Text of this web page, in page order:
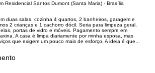
Residencial Santos Dumont (Santa Maria) - Brasília
duas salas, cozinha 4 quartos, 2 banheiros, garagem e
2 crianças e 1 cachorro dócil. Seria para limpeza geral,
portas de vidro e móveis. Pagamento sempre em
A casa é limpa diariamente por minha esposa, mas
que exigem um pouco mais de esforço. A ideia é que...